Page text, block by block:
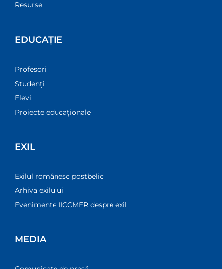
Resurse
EDUCAȚIE
Profesori
Studenți
Elevi
Proiecte educaționale
EXIL
Exilul românesc postbelic
Arhiva exilului
Evenimente IICCMER despre exil
MEDIA